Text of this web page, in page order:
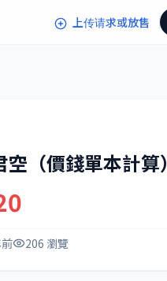
上传请求或放售
（價錢單本計算）
206 瀏覽